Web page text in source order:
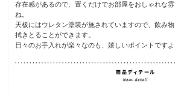
存在感があるので、置くだけでお部屋をおしゃれな
ね。
天板にはウレタン塗装が施されていますので、飲み
拭きとることができます。
日々のお手入れが楽々なのも、嬉しいポイントですよ